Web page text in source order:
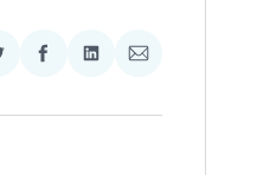
Zdieľať
Facebooku
Zdieľať
LinkedIne
Zdieľať
E-